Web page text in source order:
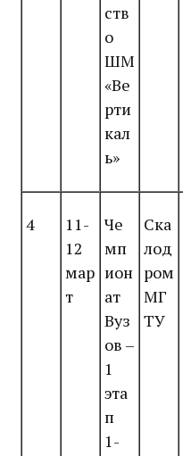
ств
о
ШМ
«Ве
рти
кал
ь»
4
11-
12
мар
т
Че
мп
ион
ат
Вуз
ов –
1
эта
п
1-
Ска
лод
ром
МГ
ТУ